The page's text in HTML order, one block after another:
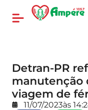
Detran-PR
manutenção
viagem de
11/07/2023às